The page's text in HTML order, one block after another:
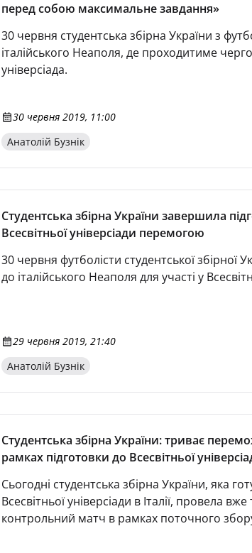
перед собою максимальне завдання»
30 червня студентська збірна України з
італійського Неаполя, де проходитиме
універсіада.
30 червня 2019, 11:00
Анатолій Бузнік
Студентська збірна України завершила
Всесвітньої універсіади перемогою
30 червня футболісти студентської збірної
до італійського Неаполя для участі у
29 червня 2019, 21:40
Анатолій Бузнік
Студентська збірна України: триває
рамках підготовки до Всесвітньої
Сьогодні студентська збірна України, яка
Всесвітньої універсіади в Італії, провела вже
контрольний матч в рамках поточного